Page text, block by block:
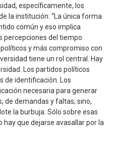
específicamente, los
la institución: “La única forma
común y eso implica
percepciones del tiempo
y más compromiso con
tiene un rol central. Hay
Los partidos políticos
de identificación. Los
necesaria para generar
de demandas y faltas; sino,
la burbuja. Sólo sobre esas
hay que dejarse avasallar por la